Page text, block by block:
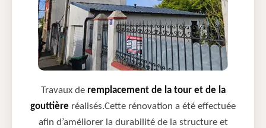
Travaux de remplacement de la tour et de la
gouttière réalisés.Cette rénovation a été effectuée
afin d’améliorer la durabilité de la structure et